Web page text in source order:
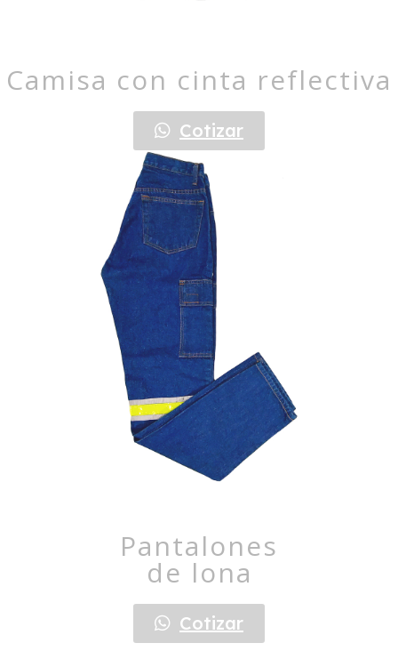
Camisa con cinta reflectiva
Cotizar
Pantalones
de lona
Cotizar